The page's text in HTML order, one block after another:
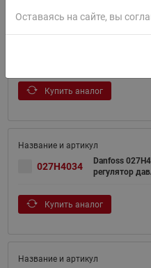
Купить аналог
027H4034
Danfoss
регулятор
Купить аналог
Оставаясь на сайте, вы